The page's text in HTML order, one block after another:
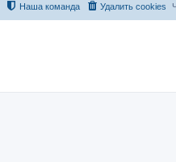
Удалить cookies
Наша команда